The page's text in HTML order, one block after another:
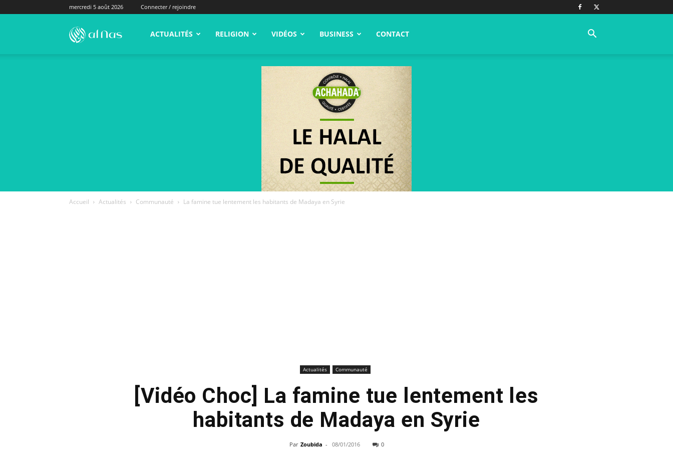
mercredi 5 août 2026 Connecter / rejoindre
alNas.fr ACTUALITÉS RELIGION VIDÉOS BUSINESS CONTACT
Accueil Actualités Communauté La famine tue lentement les habitants de Madaya en Syrie
Actualités Communauté
[Vidéo Choc] La famine tue lentement les
habitants de Madaya en Syrie
Par Zoubida - 08/01/2016 0